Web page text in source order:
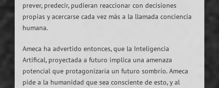
prever, predecir, pudieran reaccionar con decisiones
propias y acercarse cada vez más a la llamada conciencia
humana.
Ameca ha advertido entonces, que la Inteligencia
Artifical, proyectada a futuro implica una amenaza
potencial que protagonizaría un futuro sombrío. Ameca
pide a la humanidad que sea consciente de esto, y al